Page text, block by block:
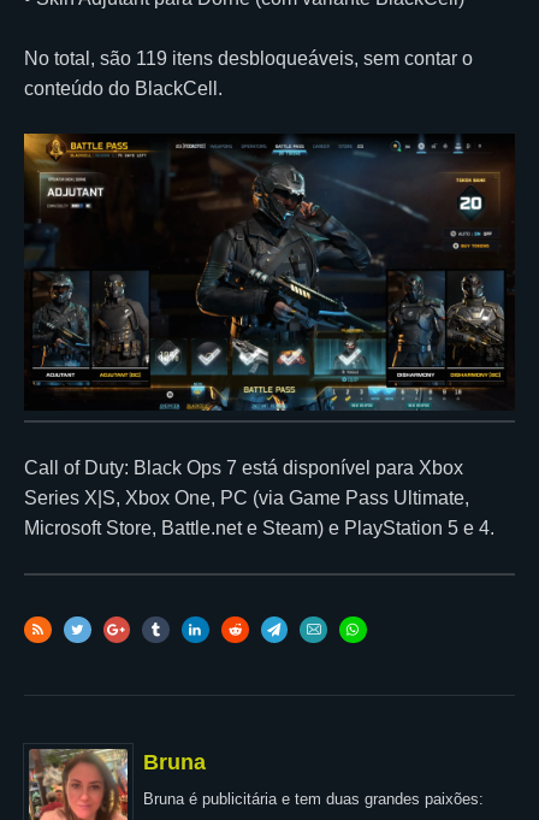
No total, são 119 itens desbloqueáveis, sem contar o
conteúdo do BlackCell.
Call of Duty: Black Ops 7 está disponível para Xbox
Series X|S, Xbox One, PC (via Game Pass Ultimate,
Microsoft Store, Battle.net e Steam) e PlayStation 5 e 4.
Bruna
Bruna é publicitária e tem duas grandes paixões: